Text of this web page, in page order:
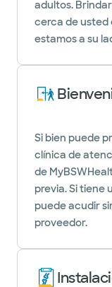
adultos.
cerca de usted
estamos a su
Si bien puede
clínica de
de
previa. Si tiene
puede acudir
proveedor.